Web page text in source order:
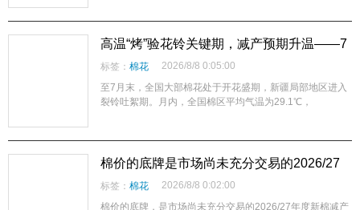
高温“烤”验花铃关键期，减产预期升温——7
月棉花气候评估与8月市场展望
标签： 棉花
2026/8/8 0:05:00
至7月末，全国大部棉花处于开花盛期，新疆局部地区进入
裂铃吐絮期。月内，全国棉区平均气温为29.1℃，
棉价的底牌是市场尚未充分交易的2026/27
年度新棉减产预期
标签： 棉花
2026/8/8 0:02:00
棉价的底牌，是市场尚未充分交易的2026/27年度新棉减产